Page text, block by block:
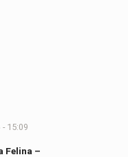
15:09
Felina –